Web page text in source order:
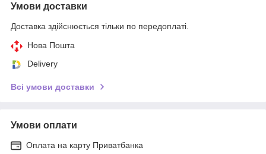
Умови доставки
Доставка здійснюється тільки по передоплаті.
Нова Пошта
Delivery
Всі умови доставки
Умови оплати
Оплата на карту Приватбанка